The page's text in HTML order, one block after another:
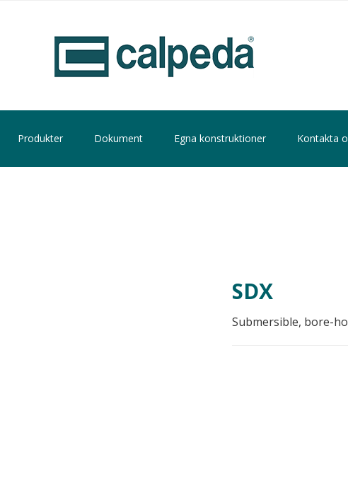
Produkter Dokument Egna konstruktioner Kontakta
SDX
Submersible, bore-